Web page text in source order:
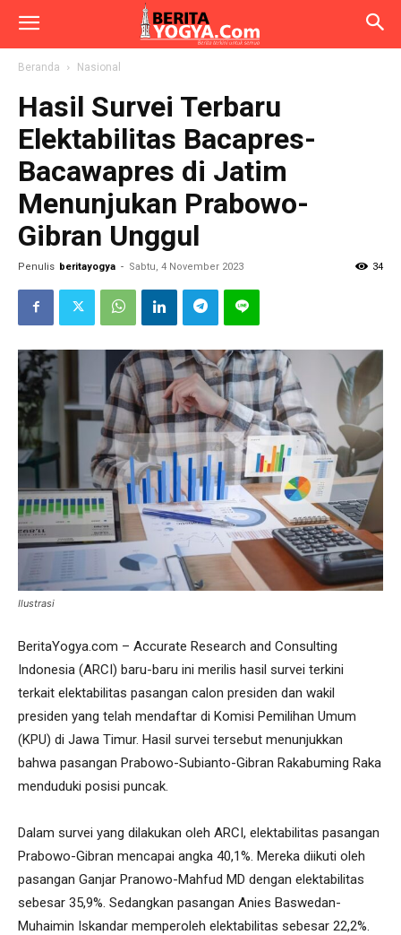
Beranda Nasional
Hasil Survei Terbaru
Elektabilitas Bacapres-
Bacawapres di Jatim
Menunjukan Prabowo-
Gibran Unggul
Penulis beritayogya - Sabtu, 4 November 2023 34
Ilustrasi
BeritaYogya.com – Accurate Research and Consulting
Indonesia (ARCI) baru-baru ini merilis hasil survei terkini
terkait elektabilitas pasangan calon presiden dan wakil
presiden yang telah mendaftar di Komisi Pemilihan Umum
(KPU) di Jawa Timur. Hasil survei tersebut menunjukkan
bahwa pasangan Prabowo-Subianto-Gibran Rakabuming Raka
menduduki posisi puncak.
Dalam survei yang dilakukan oleh ARCI, elektabilitas pasangan
Prabowo-Gibran mencapai angka 40,1%. Mereka diikuti oleh
pasangan Ganjar Pranowo-Mahfud MD dengan elektabilitas
sebesar 35,9%. Sedangkan pasangan Anies Baswedan-
Muhaimin Iskandar memperoleh elektabilitas sebesar 22,2%.